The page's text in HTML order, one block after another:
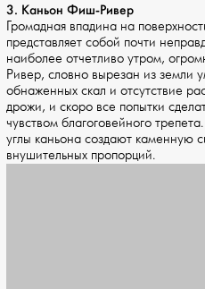
3. Каньон Фиш-Ривер
Громадная впадина на
представляет собой почти
наиболее отчетливо утром,
Ривер, словно вырезан из земли
обнаженных скал и отсутствие
дрожи, и скоро все попытки
чувством благоговейного
углы каньона создают каменную
внушительных пропорций.